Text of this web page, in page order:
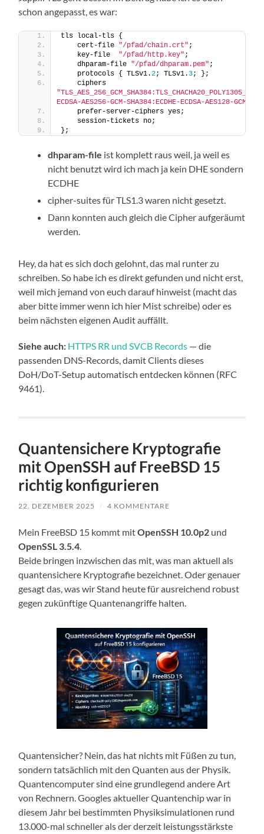
schon angepasst, es war:
tls local-tls {
    cert-file
"/pfad/chain.crt" ;
    key-file
"/pfad/http.key" ;
    dhparam-file
"/pfad/dhparam.pem" ;
    protocols { TLSv1.
2; TLSv1. 3; };
ECDSA-AES256-GCM-SHA384:ECDHE-ECDSA-AES128-GCM-
    prefer-server-ciphers yes;
    session-tickets no;
};
dhparam-file ist komplett raus weil, ja weil es
nicht benutzt wird ich mach ja kein DHE sondern
ECDHE
cipher-suites für TLS1.3 waren nicht gesetzt.
Dann konnten auch gleich die Cipher aufgeräumt
werden.
Hey, da hat es sich doch gelohnt, das mal runter zu
schreiben. So habe ich es direkt gefunden und nicht erst,
weil mich jemand von euch darauf hinweist (macht das
aber bitte immer wenn ich hier Mist schreibe) oder es
beim nächsten eigenen Audit auffällt.
Siehe auch: HTTPS RR und SVCB Records — die
passenden DNS-Records, damit Clients dieses
DoH/DoT-Setup automatisch entdecken können (RFC
9461).
Quantensichere Kryptografie
mit OpenSSH auf FreeBSD 15
richtig konfigurieren
22. DEZEMBER 2025 / 4 KOMMENTARE
Mein FreeBSD 15 kommt mitOpenSSH 10.0p2 und
OpenSSL 3.5.4.
Beide bringen inzwischen das mit, was man aktuell als
quantensichere Kryptografie bezeichnet. Oder genauer
gesagt das, was wir Stand heute für ausreichend robust
gegen zukünftige Quantenangriffe halten.
Quantensicher? Nein, das hat nichts mit Füßen zu tun,
sondern tatsächlich mit den Quanten aus der Physik.
Quantencomputer sind eine grundlegend andere Art
von Rechnern. Googles aktueller Quantenchip war in
diesem Jahr bei bestimmten Physiksimulationen rund
13.000-mal schneller als der derzeit leistungsstärkste